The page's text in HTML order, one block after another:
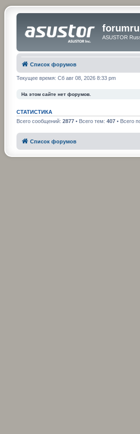
ASUSTOR
Список форумов
Текущее время: Сб авг 08, 2026 8:33 pm
На этом сайте нет форумов.
СТАТИСТИКА
Всего сообщений: 2877• Всего тем: 407• Всего
Список форумов